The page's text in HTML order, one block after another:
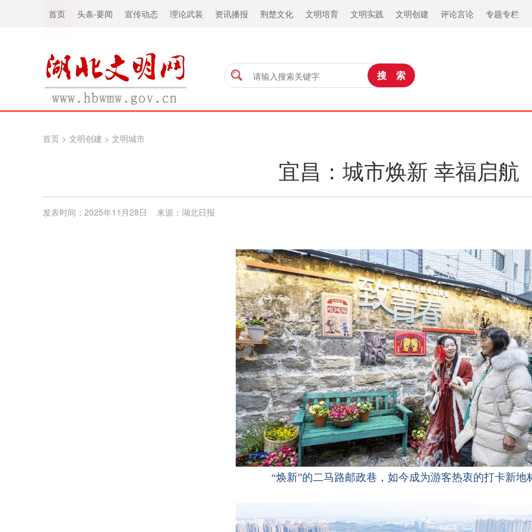
首页 头条·要闻 宣传动态 理论武装 资讯播报 荆楚文化 文明培育 文明实践 文明创建 评论言论 专题专栏
首页 > 文明创建 > 文明城市
宜昌：城市焕新 幸福启航
发表时间：2025年11月28日 来源：​湖北日报
“焕新”的二马路邮政巷，如今成为游客热衷的打卡新地